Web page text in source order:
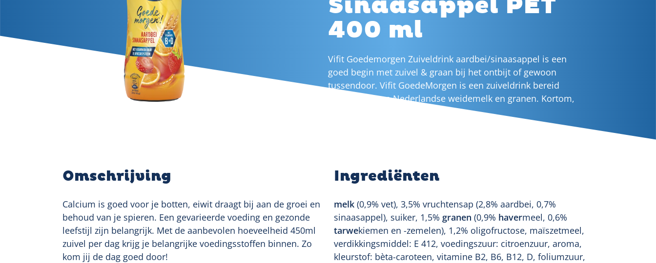
400 ml
Vifit Goedemorgen Zuiveldrink aardbei/sinaasappel is een
goed begin met zuivel & graan bij het ontbijt of gewoon
tussendoor. Vifit GoedeMorgen is een zuiveldrink bereid
met fruit, verse Nederlandse weidemelk en granen. Kortom,
Omschrijving
Calcium is goed voor je botten, eiwit draagt bij aan de groei en
behoud van je spieren. Een gevarieerde voeding en gezonde
leefstijl zijn belangrijk. Met de aanbevolen hoeveelheid 450ml
zuivel per dag krijg je belangrijke voedingsstoffen binnen. Zo
kom jij de dag goed door!
Ingrediënten
melk (0,9% vet), 3,5% vruchtensap (2,8% aardbei, 0,7%
sinaasappel), suiker, 1,5% granen (0,9% havermeel, 0,6%
tarwekiemen en -zemelen), 1,2% oligofructose, maïszetmeel,
verdikkingsmiddel: E 412, voedingszuur: citroenzuur, aroma,
kleurstof: bèta-caroteen, vitamine B2, B6, B12, D, foliumzuur,